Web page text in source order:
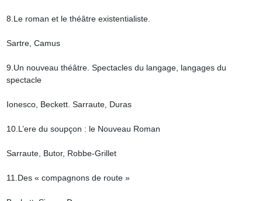
8.Le roman et le théâtre existentialiste.
Sartre, Camus
9.Un nouveau théâtre. Spectacles du langage, langages du
spectacle
Ionesco, Beckett. Sarraute, Duras
10.L’ere du soupçon : le Nouveau Roman
Sarraute, Butor, Robbe-Grillet
11.Des « compagnons de route »